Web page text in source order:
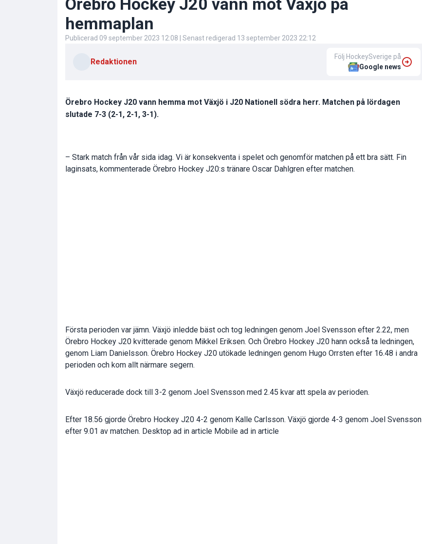
hemmaplan
Publicerad 09 september 2023 12:08 | Senast redigerad 13 september 2023 22:12
Redaktionen
Följ HockeySverige på
Google news
Örebro Hockey J20 vann hemma mot Växjö i J20 Nationell södra herr. Matchen på lördagen
slutade 7-3 (2-1, 2-1, 3-1).
– Stark match från vår sida idag. Vi är konsekventa i spelet och genomför matchen på ett bra sätt. Fin
laginsats, kommenterade Örebro Hockey J20:s tränare Oscar Dahlgren efter matchen.
Första perioden var jämn. Växjö inledde bäst och tog ledningen genom Joel Svensson efter 2.22, men
Örebro Hockey J20 kvitterade genom Mikkel Eriksen. Och Örebro Hockey J20 hann också ta ledningen,
genom Liam Danielsson. Örebro Hockey J20 utökade ledningen genom Hugo Orrsten efter 16.48 i andra
perioden och kom allt närmare segern.
Växjö reducerade dock till 3-2 genom Joel Svensson med 2.45 kvar att spela av perioden.
Efter 18.56 gjorde Örebro Hockey J20 4-2 genom Kalle Carlsson. Växjö gjorde 4-3 genom Joel Svensson
efter 9.01 av matchen. Desktop ad in article Mobile ad in article